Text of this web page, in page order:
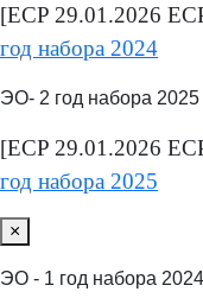
[ECP 29.01.2026
год набора 2024
ЭО- 2 год набора 2025
[ECP 29.01.2026
год набора 2025
×
ЭО - 1 год набора 2024